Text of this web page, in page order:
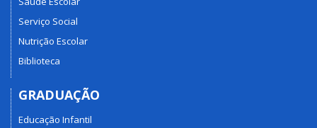
Serviço Social
Nutrição Escolar
Biblioteca
GRADUAÇÃO
Educação Infantil